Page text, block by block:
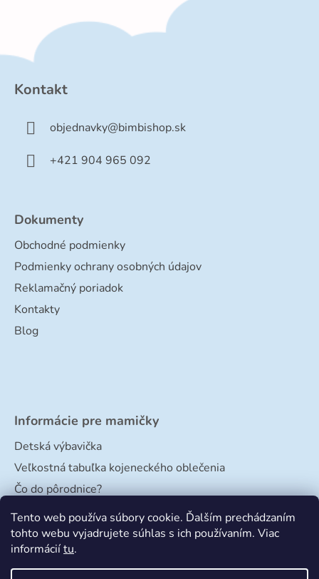
Tento web používa súbory cookie. Ďalším prechádzaním
tohto webu vyjadrujete súhlas s ich používaním. Viac
informáciítu.
Kontakt
objednavky@bimbishop.sk
+421 904 965 092
Dokumenty
Obchodné podmienky
Podmienky ochrany osobných údajov
Reklamačný poriadok
Kontakty
Blog
Informácie pre mamičky
Detská výbavička
Veľkostná tabuľka kojeneckého oblečenia
Čo do pôrodnice?
Veľkostná tabuľka papučiek